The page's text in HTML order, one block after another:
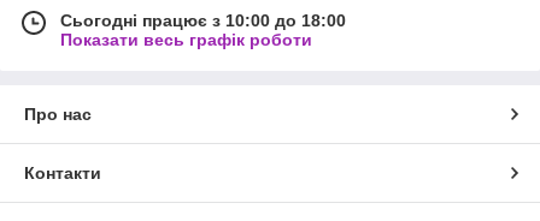
Сьогодні працює з 10:00 до 18:00
Показати весь графік роботи
Про нас
Контакти